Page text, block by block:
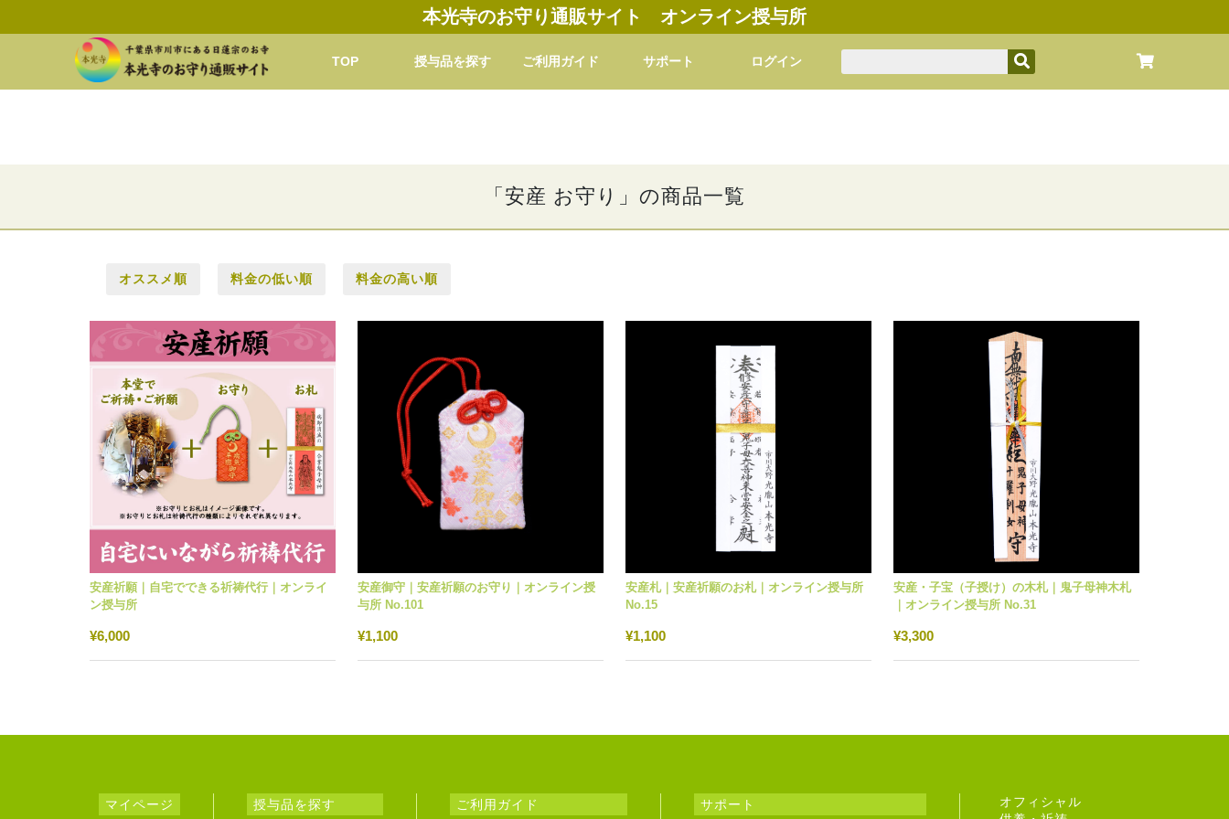
本光寺のお守り通販サイト オンライン授与所
TOP 授与品を探す ご利用ガイド サポート ログイン
「安産 お守り」の商品一覧
オススメ順 料金の低い順 料金の高い順
安産祈願｜自宅でできる祈祷代行｜オンライ
ン授与所
¥6,000
安産御守｜安産祈願のお守り｜オンライン授
与所 No.101
¥1,100
安産札｜安産祈願のお札｜オンライン授与所
No.15
¥1,100
安産・子宝（子授け）の木札｜鬼子母神木札
｜オンライン授与所 No.31
¥3,300
マイページ 授与品を探す ご利用ガイド サポート
オフィシャル